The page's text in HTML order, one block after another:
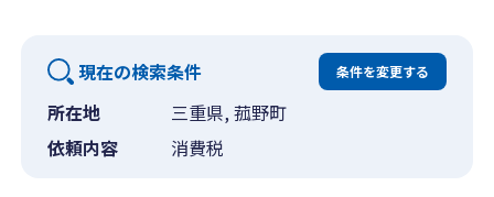
現在の検索条件 条件を変更する
所在地
三重県, 菰野町
依頼内容
消費税